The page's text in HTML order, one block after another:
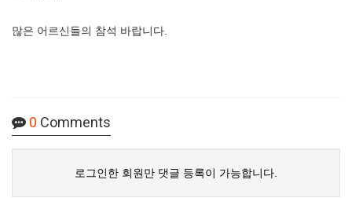
많은 어르신들의 참석 바랍니다.
0 Comments
로그인한 회원만 댓글 등록이 가능합니다.